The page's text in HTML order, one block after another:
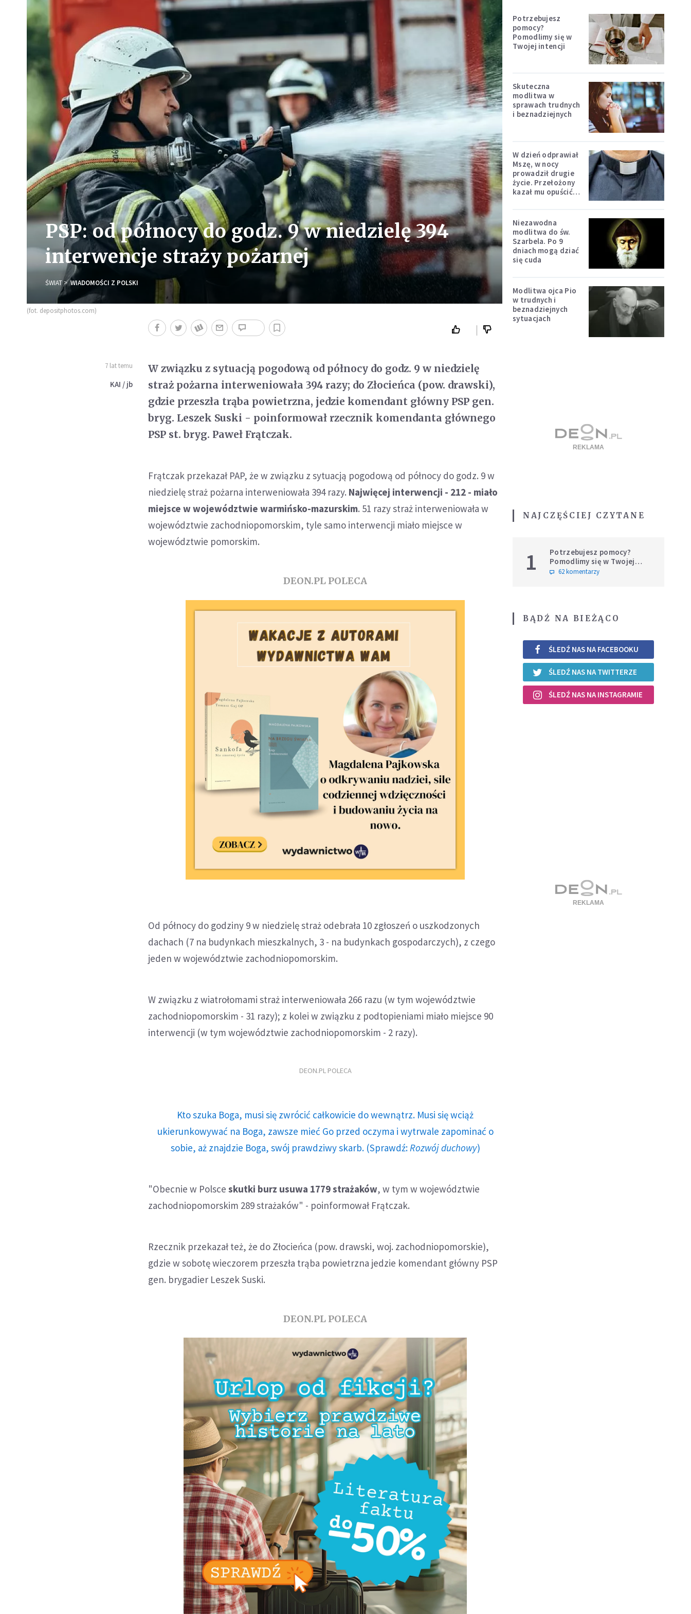
PSP: od północy do godz. 9 w niedzielę 394
interwencje straży pożarnej
ŚWIAT WIADOMOŚCI Z POLSKI
(fot. depositphotos.com)
7 lat temu
KAI / jb
W związku z sytuacją pogodową od północy do godz. 9 w niedzielę
straż pożarna interweniowała 394 razy; do Złocieńca (pow. drawski),
gdzie przeszła trąba powietrzna, jedzie komendant główny PSP gen.
bryg. Leszek Suski - poinformował rzecznik komendanta głównego
PSP st. bryg. Paweł Frątczak.
Frątczak przekazał PAP, że w związku z sytuacją pogodową od północy do godz. 9 w
niedzielę straż pożarna interweniowała 394 razy. Najwięcej interwencji - 212 - miało
miejsce w województwie warmińsko-mazurskim. 51 razy straż interweniowała w
województwie zachodniopomorskim, tyle samo interwencji miało miejsce w
województwie pomorskim.
DEON.PL POLECA
Od północy do godziny 9 w niedzielę straż odebrała 10 zgłoszeń o uszkodzonych
dachach (7 na budynkach mieszkalnych, 3 - na budynkach gospodarczych), z czego
jeden w województwie zachodniopomorskim.
W związku z wiatrołomami straż interweniowała 266 razu (w tym województwie
zachodniopomorskim - 31 razy); z kolei w związku z podtopieniami miało miejsce 90
interwencji (w tym województwie zachodniopomorskim - 2 razy).
DEON.PL POLECA
Kto szuka Boga, musi się zwrócić całkowicie do wewnątrz. Musi się wciąż
ukierunkowywać na Boga, zawsze mieć Go przed oczyma i wytrwale zapominać o
sobie, aż znajdzie Boga, swój prawdziwy skarb. (Sprawdź: Rozwój duchowy)
"Obecnie w Polsceskutki burz usuwa 1779 strażaków, w tym w województwie
zachodniopomorskim 289 strażaków" - poinformował Frątczak.
Rzecznik przekazał też, że do Złocieńca (pow. drawski, woj. zachodniopomorskie),
gdzie w sobotę wieczorem przeszła trąba powietrzna jedzie komendant główny PSP
gen. brygadier Leszek Suski.
DEON.PL POLECA
Potrzebujesz
pomocy?
Pomodlimy się w
Twojej intencji
Skuteczna
modlitwa w
sprawach trudnych
i beznadziejnych
W dzień odprawiał
Mszę, w nocy
prowadził drugie
życie. Przełożony
kazał mu opuścić
Niezawodna
modlitwa do św.
Szarbela. Po 9
dniach mogą dziać
się cuda
Modlitwa ojca Pio
w trudnych i
beznadziejnych
sytuacjach
NAJCZĘŚCIEJ CZYTANE
1
Potrzebujesz pomocy?
Pomodlimy się w Twojej
intencji
62 komentarzy
BĄDŹ NA BIEŻĄCO
ŚLEDŹ NAS NA FACEBOOKU
ŚLEDŹ NAS NA TWITTERZE
ŚLEDŹ NAS NA INSTAGRAMIE